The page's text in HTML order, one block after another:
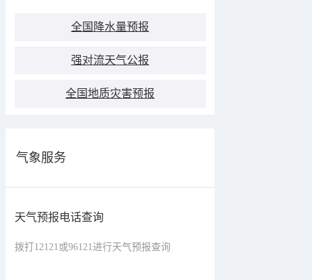
全国降水量预报
强对流天气公报
全国地质灾害预报
气象服务
天气预报电话查询
拨打12121或96121进行天气预报查询